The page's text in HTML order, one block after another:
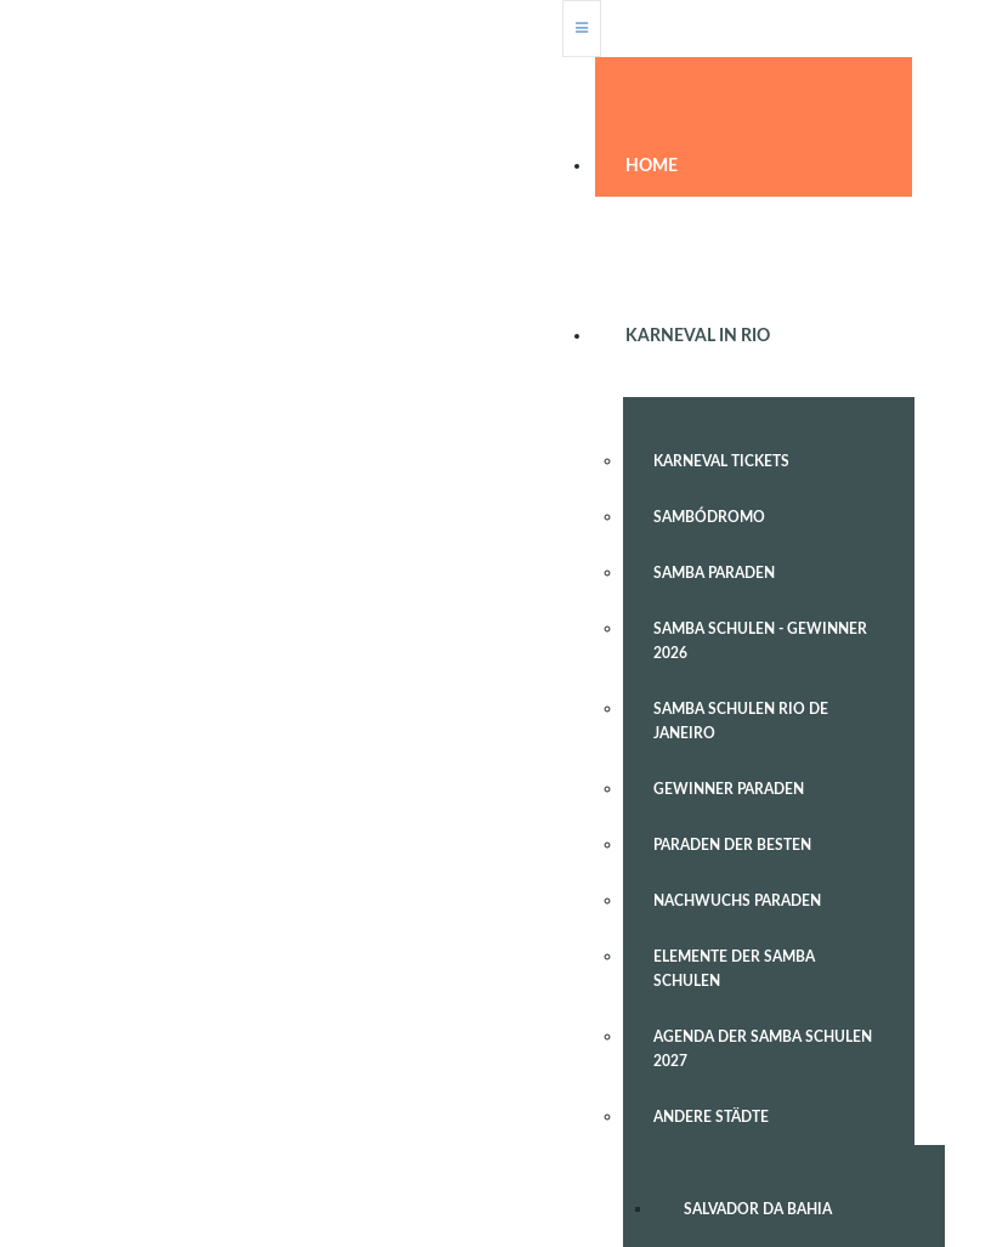
HOME
KARNEVAL IN RIO
KARNEVAL TICKETS
SAMBÓDROMO
SAMBA PARADEN
SAMBA SCHULEN - GEWINNER
2026
SAMBA SCHULEN RIO DE
JANEIRO
GEWINNER PARADEN
PARADEN DER BESTEN
NACHWUCHS PARADEN
ELEMENTE DER SAMBA
SCHULEN
AGENDA DER SAMBA SCHULEN
2027
ANDERE STÄDTE
SALVADOR DA BAHIA